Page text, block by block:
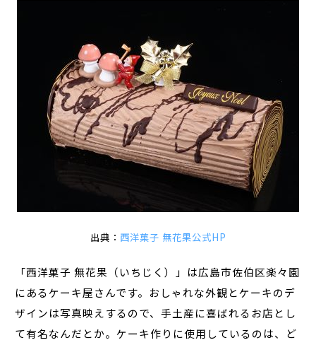
出典： 西洋菓子 無花果公式HP
「西洋菓子 無花果（いちじく）」は広島市佐伯区楽々園
にあるケーキ屋さんです。おしゃれな外観とケーキのデ
ザインは写真映えするので、手土産に喜ばれるお店とし
て有名なんだとか。ケーキ作りに使用しているのは、ど